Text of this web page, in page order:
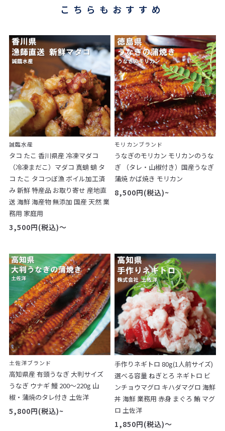
こちらもおすすめ
誠臨水産
タコ たこ 香川県産 冷凍マダコ
（冷凍まだこ）マダコ 真蛸 蛸 タ
コ たこ タコつぼ漁 ボイル加工済
み 新鮮 特産品 お取り寄せ 産地直
送 海鮮 海産物 無添加 国産 天然 業
務用 家庭用
3,500円(税込)～
モリカンブランド
うなぎのモリカン モリカンのうな
ぎ （タレ・山椒付き）国産うなぎ
蒲焼 かば焼き モリカン
8,500円(税込)~
土佐洋ブランド
高知県産 有頭うなぎ 大判サイズ
うなぎ ウナギ 鰻 200～220g 山
椒・蒲焼のタレ付き 土佐洋
5,800円(税込)~
手作りネギトロ 80g(1人前サイズ)
選べる容量 ねぎとろ ネギトロ ビ
ンチョウマグロ キハダマグロ 海鮮
丼 海鮮 業務用 赤身 まぐろ 鮪 マグ
ロ 土佐洋
1,850円(税込)～